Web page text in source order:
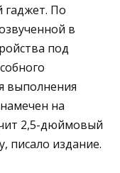
гаджет. По
в
под
выполнения
на
2,5-дюймовый
писало издание.